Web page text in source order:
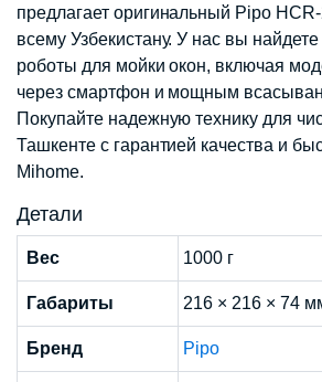
предлагает оригинальный Pipo
всему Узбекистану. У нас вы
роботы для мойки окон, включая
через смартфон и мощным
Покупайте надежную технику для
Ташкенте с гарантией качества и
Mihome.
Детали
Вес 1000 г
Габариты 216 × 216 × 74
Бренд Pipo